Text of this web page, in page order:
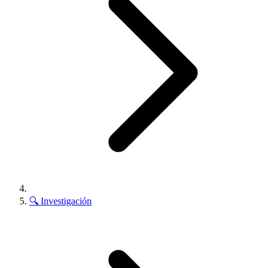
🔍 Investigación